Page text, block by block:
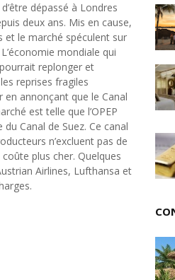
investissements à l'étranger plus
Jul 01 2026
: la connectivité comme levier
Jun 27 2026
: nouveau paradigme, nouvelles
22 2026
: les "Iles Vanille" poussent leurs
18 2026
golfique : Mazagan joue sa carte
11 2026
: Meta envisage une importante levée de
06 2026
: Chanel aux sommets de la
dépassé à Londres
deux ans. Mis en cause,
et le marché spéculent sur
mondiale qui
replonger et
reprises fragiles
en annonçant que le Canal
est telle que l’OPEP
Canal de Suez. Ce canal
n’excluent pas de
plus cher. Quelques
Airlines, Lufthansa et